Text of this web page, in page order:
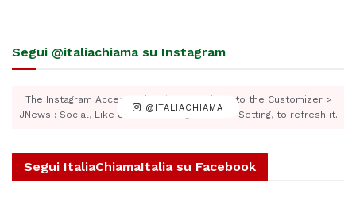
Segui @italiachiama su Instagram
@ITALIACHIAMA
The Instagram Access Token is expired, Go to the Customizer >
JNews : Social, Like & View > Instagram Feed Setting, to refresh it.
Segui ItaliaChiamaItalia su Facebook